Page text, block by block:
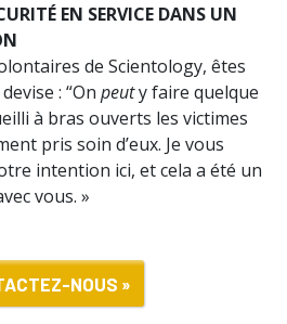
EN SERVICE DANS UN
de Scientology, êtes
: “On peuty faire quelque
à bras ouverts les victimes
pris soin d’eux. Je vous
intention ici, et cela a été un
vous. »
NOUS »